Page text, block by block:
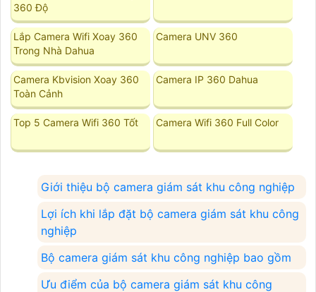
360 Độ
Lắp Camera Wifi Xoay 360
Trong Nhà Dahua
Camera UNV 360
Camera Kbvision Xoay 360
Toàn Cảnh
Camera IP 360 Dahua
Top 5 Camera Wifi 360 Tốt Camera Wifi 360 Full Color
Giới thiệu bộ camera giám sát khu công nghiệp
Lợi ích khi lắp đặt bộ camera giám sát khu công
nghiệp
Bộ camera giám sát khu công nghiệp bao gồm
Ưu điểm của bộ camera giám sát khu công